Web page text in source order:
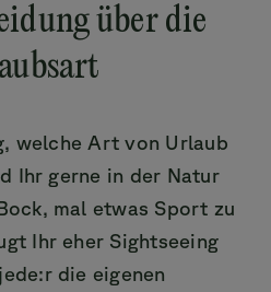
über die
welche Art von Urlaub
Ihr gerne in der Natur
mal etwas Sport zu
Ihr eher Sightseeing
die eigenen